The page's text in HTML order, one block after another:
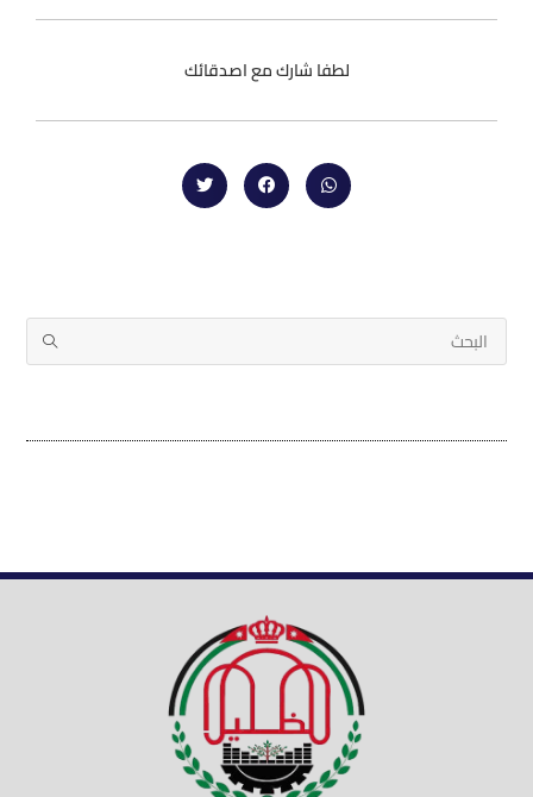
لطفا شارك مع اصدقائك